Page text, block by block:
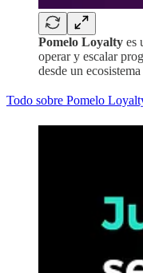
Pomelo Loyalty es
operar y escalar
desde un
Todo sobre Pomelo